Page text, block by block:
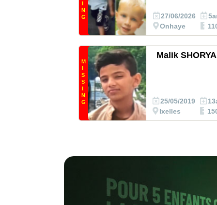
I
N
G
27/06/2026
Onhaye
M
I
S
S
I
N
G
Malik SHORYA
25/05/2019
Ixelles
Rapport